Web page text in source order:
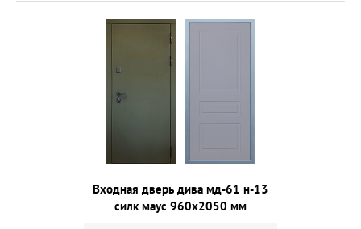
Входная дверь дива мд-61 н-13
силк маус 960х2050 мм